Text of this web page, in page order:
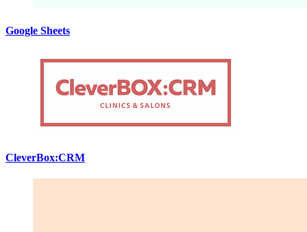
Google Sheets
CleverBox:CRM